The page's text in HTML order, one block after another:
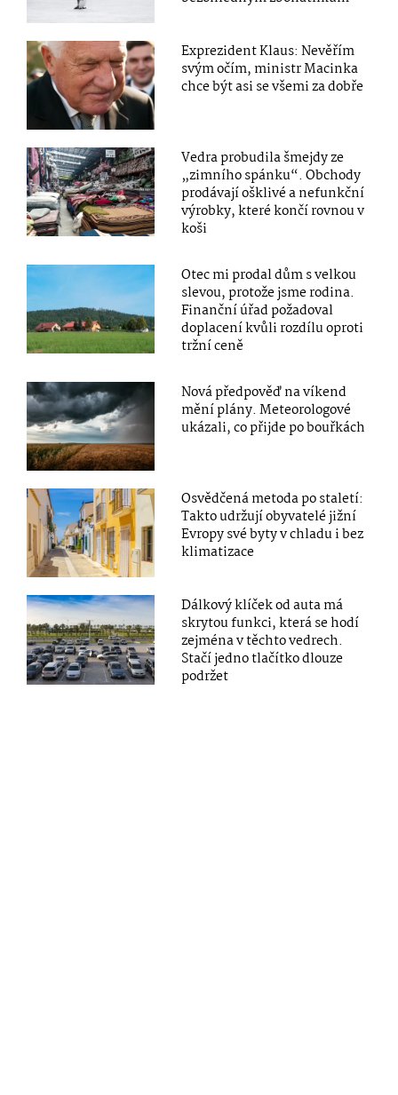
Exprezident Klaus: Nevěřím
svým očím, ministr Macinka
chce být asi se všemi za dobře
Vedra probudila šmejdy ze
„zimního spánku“. Obchody
prodávají ošklivé a nefunkční
výrobky, které končí rovnou v
koši
Otec mi prodal dům s velkou
slevou, protože jsme rodina.
Finanční úřad požadoval
doplacení kvůli rozdílu oproti
tržní ceně
Nová předpověď na víkend
mění plány. Meteorologové
ukázali, co přijde po bouřkách
Osvědčená metoda po staletí:
Takto udržují obyvatelé jižní
Evropy své byty v chladu i bez
klimatizace
Dálkový klíček od auta má
skrytou funkci, která se hodí
zejména v těchto vedrech.
Stačí jedno tlačítko dlouze
podržet